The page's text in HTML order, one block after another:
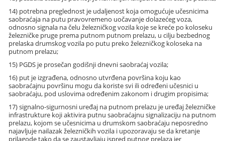
14) potrebna preglednost je udaljenost koja omogućuje učesnicima
saobraćaja na putu pravovremeno uočavanje dolazećeg voza,
odnosno signala na čelu železničkog vozila koje se kreće po koloseku
železničke pruge prema putnom putnom prelazu, u cilju bezbednog
prelaska drumskog vozila po putu preko železničkog koloseka na
putnom prelazu;
15) PGDS je prosečan godišnji dnevni saobraćaj vozila;
16) put je izgrađena, odnosno utvrđena površina koju kao
saobraćajnu površinu mogu da koriste svi ili određeni učesnici u
saobraćaju, pod uslovima određenim zakonom i drugim propisima;
17) signalno-sigurnosni uređaj na putnom prelazu je uređaj železničke
infrastrukture koji aktivira putnu saobraćajnu signalizaciju na putnom
prelazu, kojom se učesnicima u drumskom saobraćaju neposredno
najavljuje nailazak železničkih vozila i upozoravaju se da kretanje
prilagode tako da se zaustavljaju ispred putnog prelaza jer